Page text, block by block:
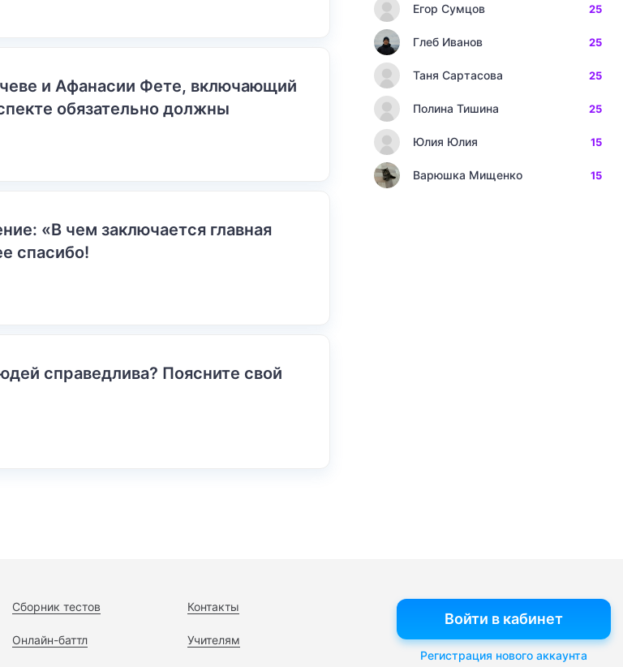
и Афанасии Фете, включающий
обязательно должны
«В чем заключается главная
спасибо!
справедлива? Поясните свой
Егор Сумцов 25
Глеб Иванов 25
Таня Сартасова 25
Полина Тишина 25
Юлия Юлия 15
Варюшка Мищенко 15
Сборник тестов
Онлайн-баттл
Контакты
Учителям
Войти в кабинет
Регистрация нового аккаунта